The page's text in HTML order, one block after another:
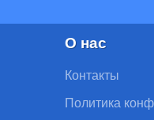
О нас
Контакты
Политика